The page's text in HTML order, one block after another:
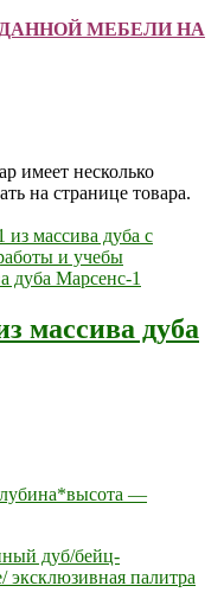
МЕБЕЛИ НА
имеет несколько
на странице товара.
массива дуба
—
дуб/бейц-
эксклюзивная палитра